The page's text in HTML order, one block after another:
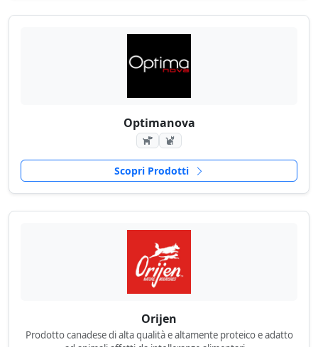
Optimanova
Scopri Prodotti
Orijen
Prodotto canadese di alta qualità e altamente proteico e adatto